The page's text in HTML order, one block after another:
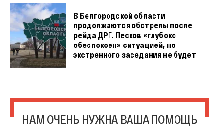
В Белгородской области
продолжаются обстрелы после
рейда ДРГ. Песков «глубоко
обеспокоен» ситуацией, но
экстренного заседания не будет
НАМ ОЧЕНЬ НУЖНА ВАША ПОМОЩЬ